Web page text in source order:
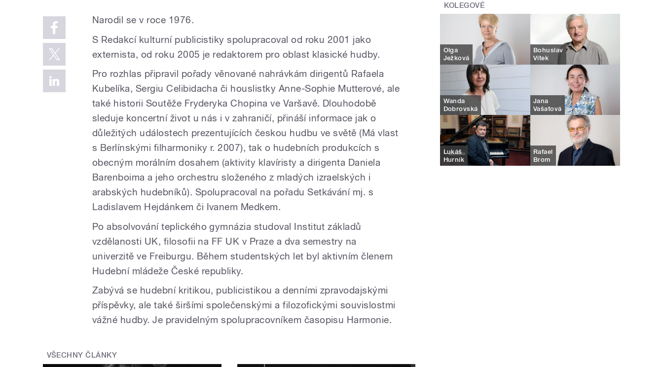
Narodil se v roce 1976.
S Redakcí kulturní publicistiky spolupracoval od roku 2001 jako
externista, od roku 2005 je redaktorem pro oblast klasické hudby.
Pro rozhlas připravil pořady věnované nahrávkám dirigentů Rafaela
Kubelíka, Sergiu Celibidacha či houslistky Anne-Sophie Mutterové, ale
také historii Soutěže Fryderyka Chopina ve Varšavě. Dlouhodobě
sleduje koncertní život u nás i v zahraničí, přináší informace jak o
důležitých událostech prezentujících českou hudbu ve světě (Má vlast
s Berlínskými filharmoniky r. 2007), tak o hudebních produkcích s
obecným morálním dosahem (aktivity klavíristy a dirigenta Daniela
Barenboima a jeho orchestru složeného z mladých izraelských i
arabských hudebníků). Spolupracoval na pořadu Setkávání mj. s
Ladislavem Hejdánkem či Ivanem Medkem.
Po absolvování teplického gymnázia studoval Institut základů
vzdělanosti UK, filosofii na FF UK v Praze a dva semestry na
univerzitě ve Freiburgu. Během studentských let byl aktivním členem
Hudební mládeže České republiky.
Zabývá se hudební kritikou, publicistikou a denními zpravodajskými
příspěvky, ale také širšími společenskými a filozofickými souvislostmi
vážné hudby. Je pravidelným spolupracovníkem časopisu Harmonie.
VŠECHNY ČLÁNKY
KOLEGOVÉ
Olga
Ježková
Bohuslav
Vítek
Wanda
Dobrovská
Jana
Vašatová
Lukáš
Hurník
Rafael
Brom